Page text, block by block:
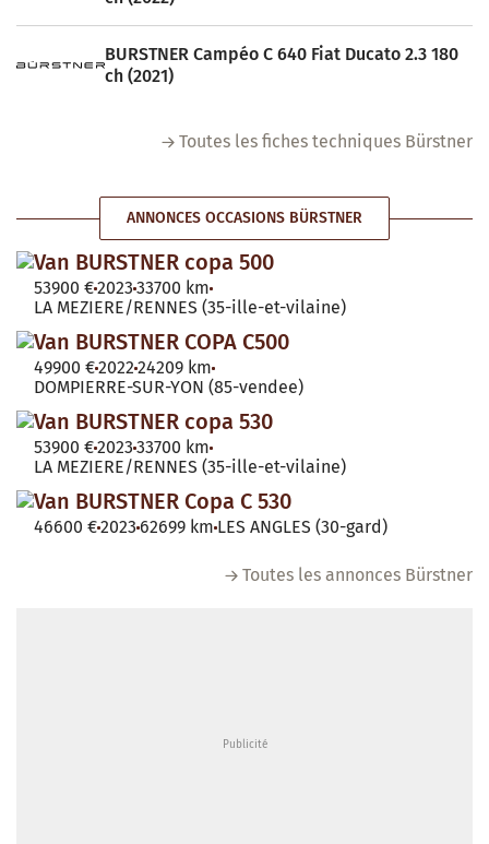
BURSTNER Campéo C 640 Fiat Ducato 2.3 180
ch (2021)
Toutes les fiches techniques Bürstner
ANNONCES OCCASIONS BÜRSTNER
Van BURSTNER copa 500
53900 €2023 33700 km
LA MEZIERE/RENNES (35-ille-et-vilaine)
Van BURSTNER COPA C500
49900 €2022 24209 km
DOMPIERRE-SUR-YON (85-vendee)
Van BURSTNER copa 530
53900 €2023 33700 km
LA MEZIERE/RENNES (35-ille-et-vilaine)
Van BURSTNER Copa C 530
46600 €2023 62699 km LES ANGLES (30-gard)
Toutes les annonces Bürstner